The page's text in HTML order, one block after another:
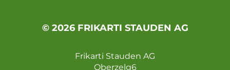
© 2026 FRIKARTI STAUDEN AG
Frikarti Stauden AG
Oberzelg6